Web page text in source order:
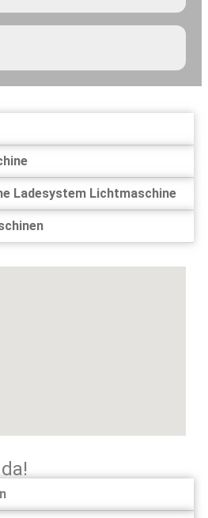
Ladesystem Lichtmaschine